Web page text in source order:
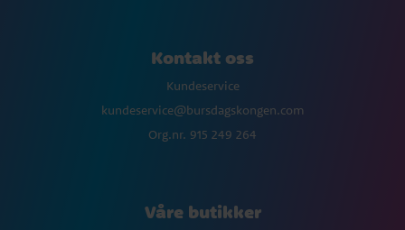
Kontakt oss
Kundeservice
kundeservice@bursdagskongen.com
Org.nr. 915 249 264
Våre butikker